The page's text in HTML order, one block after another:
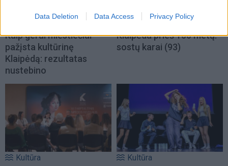
Data Deletion Data Access Privacy Policy
Kultūra
Kaip gerai miestiečiai
pažįsta kultūrinę
Klaipėdą: rezultatas
nustebino
Kultūra
Klaipėda prieš 100 metų:
sostų karai (93)
Kultūra Kultūra